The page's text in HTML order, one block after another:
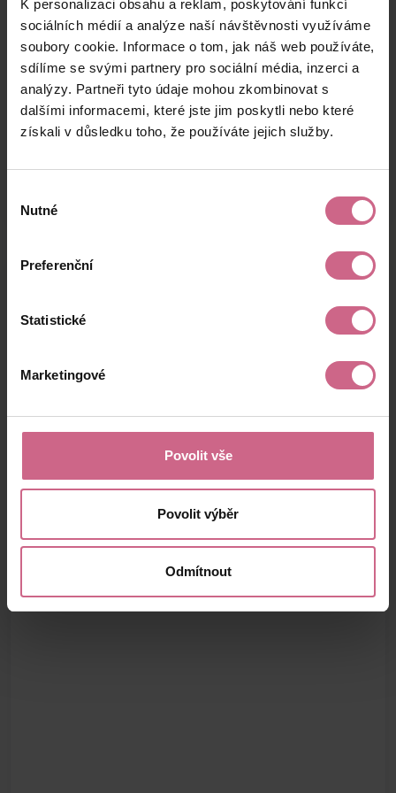
K personalizaci obsahu a reklam, poskytování funkcí
sociálních médií a analýze naší návštěvnosti využíváme
soubory cookie. Informace o tom, jak náš web používáte,
sdílíme se svými partnery pro sociální média, inzerci a
analýzy. Partneři tyto údaje mohou zkombinovat s
dalšími informacemi, které jste jim poskytli nebo které
získali v důsledku toho, že používáte jejich služby.
souhlasu
Nutné
Preferenční
Statistické
Marketingové
Povolit vše
Povolit výběr
Odmítnout
M****
Z****
24. 7. 2024
18:20:04
D****
H****
1 967 Kč
24. 7. 2024
17:57:22
118 Kč
D****
H****
100 Kč
24. 7. 2024
17:45:56
6 Kč
keyboard_arrow_left keyboard_arrow_right